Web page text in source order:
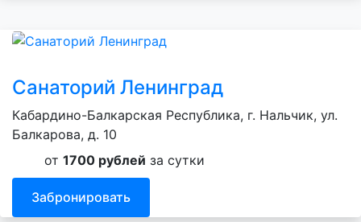
Санаторий Ленинград
Кабардино-Балкарская Республика, г. Нальчик, ул.
Балкарова, д. 10
от 1700 рублей за сутки
Забронировать